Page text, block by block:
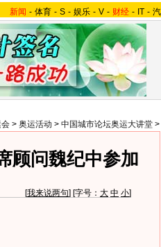
新闻 - 体育 - S - 娱乐 - V - 财经 - IT -
> 奥运活动 > 中国城市论坛奥运大讲堂 >
顾问魏纪中参加
[我来说两句] [字号： 大 中 小]